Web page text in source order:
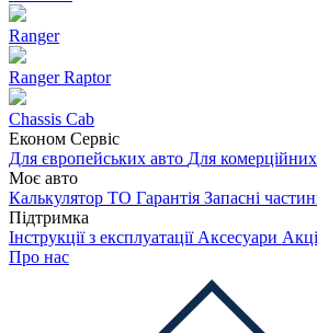
Ranger
Ranger Raptor
Chassis Cab
Економ Сервіс
Для європейських авто Для
Моє авто
Калькулятор ТО Гарантія Запасні
Підтримка
Інструкції з експлуатації Аксесуари
Про нас